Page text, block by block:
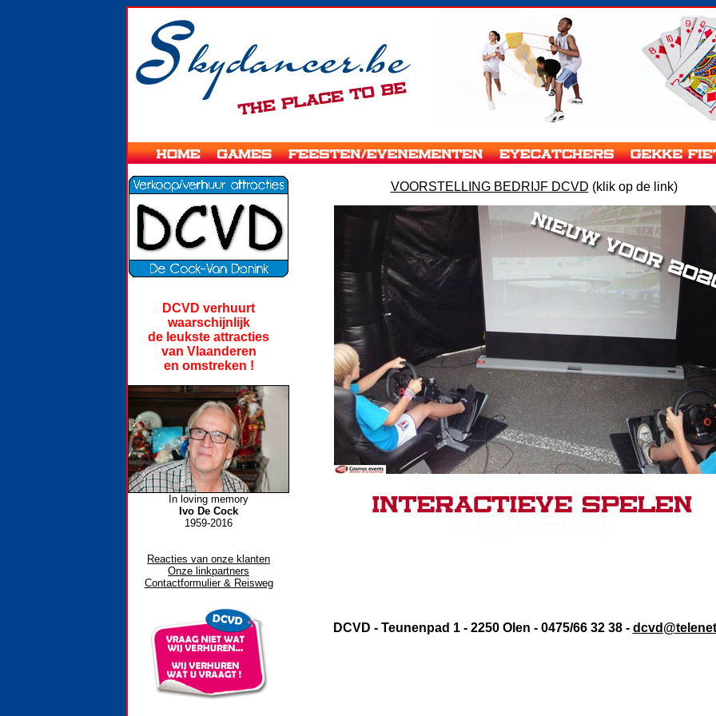
VOORSTELLING BEDRIJF DCVD (klik op de link)
DCVD - Teunenpad 1 - 2250 Olen - 0475/66 32 38 -
DCVD verhuurt
waarschijnlijk
de leukste attracties
van Vlaanderen
en omstreken !
In loving memory
Ivo De Cock
1959-2016
Reacties van onze klanten
Onze linkpartners
Contactformulier & Reisweg